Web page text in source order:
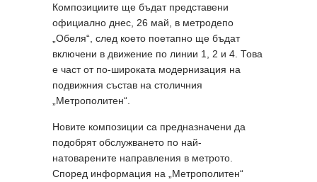
Композициите ще бъдат представени
официално днес, 26 май, в метродепо
„Обеля“, след което поетапно ще бъдат
включени в движение по линии 1, 2 и 4. Това
е част от по-широката модернизация на
подвижния състав на столичния
„Метрополитен“.
Новите композиции са предназначени да
подобрят обслужването по най-
натоварените направления в метрото.
Според информация на „Метрополитен“